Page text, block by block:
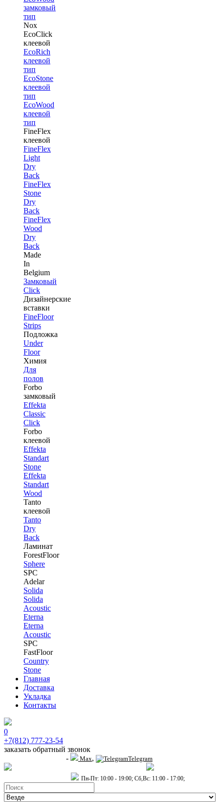
замковый
тип
Nox
EcoClick
клеевой
EcoRich
клеевой
тип
EcoStone
клеевой
тип
EcoWood
клеевой
тип
FineFlex
клеевой
FineFlex
Light
Dry
Back
FineFlex
Stone
Dry
Back
FineFlex
Wood
Dry
Back
Made
In
Belgium
Замковый
Click
Дизайнерские
вставки
FineFloor
Strips
Подложка
Under
Floor
Химия
Для
полов
Forbo
замковый
Effekta
Classic
Click
Forbo
клеевой
Effekta
Standart
Stone
Effekta
Standart
Wood
Tanto
клеевой
Tanto
Dry
Back
Ламинат
ForestFloor
Sphere
SPC
Adelar
Solida
Solida
Acoustic
Eterna
Eterna
Acoustic
SPC
FastFloor
Country
Stone
Главная
Доставка
Укладка
Контакты
0
+7(812) 777-23-54
заказать обратный звонок
- Max, Telegram
Пн-Пт: 10:00 - 19:00; Сб,Вс: 11:00 - 17:00;